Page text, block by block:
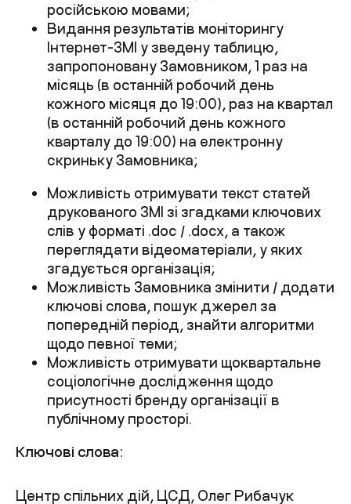
російською мовами;
Видання результатів моніторингу
Інтернет-ЗМІ у зведену таблицю,
запропоновану Замовником, 1 раз на
місяць (в останній робочий день
кожного місяця до 19:00), раз на квартал
(в останній робочий день кожного
кварталу до 19:00) на електронну
скриньку Замовника;
Можливість отримувати текст статей
друкованого ЗМІ зі згадками ключових
слів у форматі .doc / .docx, а також
переглядати відеоматеріали, у яких
згадується організація;
Можливість Замовника змінити / додати
ключові слова, пошук джерел за
попередній період, знайти алгоритми
щодо певної теми;
Можливість отримувати щоквартальне
соціологічне дослідження щодо
присутності бренду організації в
публічному просторі.
Ключові слова:
Центр спільних дій, ЦСД, Олег Рибачук